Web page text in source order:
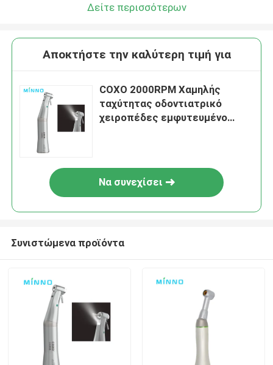
Δείτε περισσότερων
Αποκτήστε την καλύτερη τιμή για
COXO 2000RPM Χαμηλής
ταχύτητας οδοντιατρικό
χειροπέδες εμφυτευμένο
Να συνεχίσει
Συνιστώμενα προϊόντα